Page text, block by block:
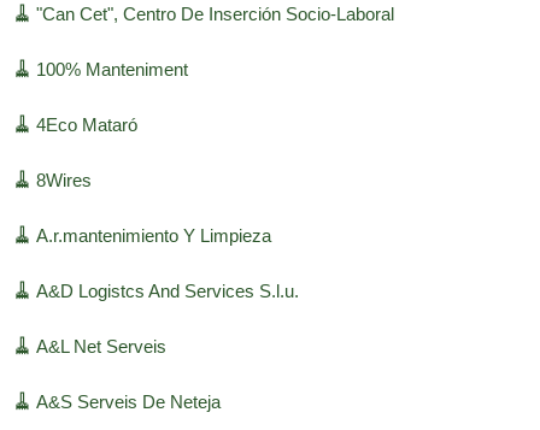
🧹 "Can Cet", Centro De Inserción Socio-Laboral
🧹 100% Manteniment
🧹 4Eco Mataró
🧹 8Wires
🧹 A.r.mantenimiento Y Limpieza
🧹 A&D Logistcs And Services S.l.u.
🧹 A&L Net Serveis
🧹 A&S Serveis De Neteja